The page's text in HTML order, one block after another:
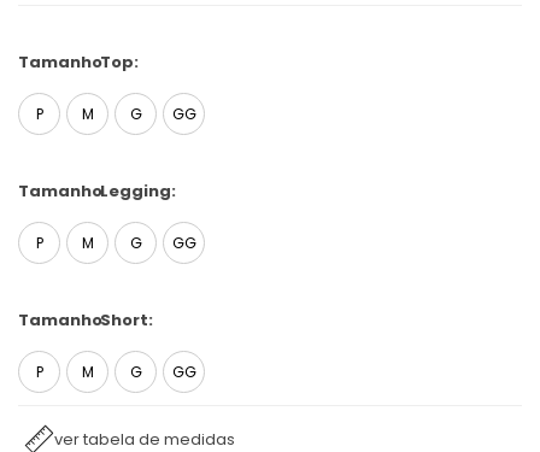
Top:
Tamanho
P M G GG
Legging:
Tamanho
P M G GG
Short:
Tamanho
P M G GG
ver tabela de medidas